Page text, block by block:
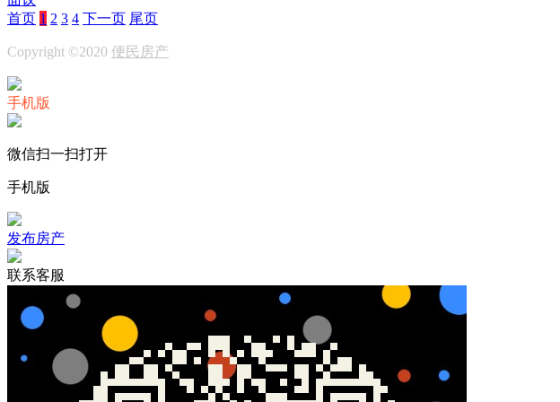
首页 1 2 3 4 下一页 尾页
Copyright ©2020 便民房产
手机版
微信扫一扫打开
手机版
发布房产
联系客服